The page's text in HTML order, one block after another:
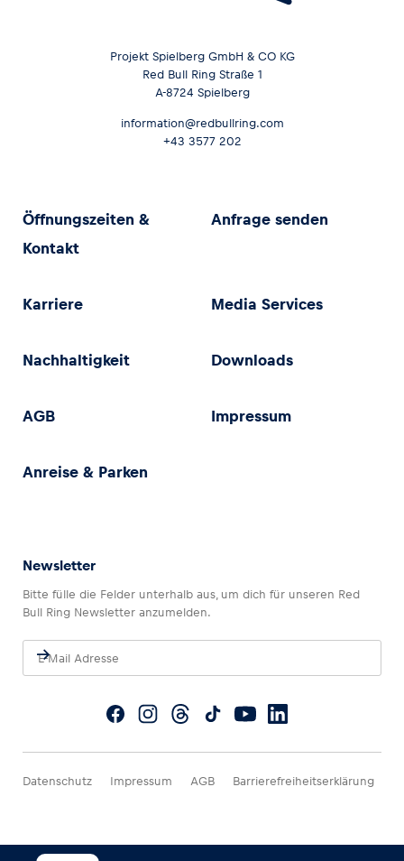
Projekt Spielberg GmbH & CO KG
Red Bull Ring Straße 1
A-8724 Spielberg
information@redbullring.com
+43 3577 202
Öffnungszeiten &
Kontakt
Anfrage senden
Karriere Media Services
Nachhaltigkeit Downloads
AGB Impressum
Anreise & Parken
Newsletter
Bitte fülle die Felder unterhalb aus, um dich für unseren Red
Bull Ring Newsletter anzumelden.
Datenschutz Impressum AGB Barrierefreiheitserklärung